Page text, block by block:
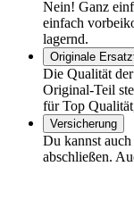
Nein! Ganz
einfach
lagernd.
Originale
Die Qualität der
Original-Teil
für Top
Versicherung
Du kannst
abschließen.